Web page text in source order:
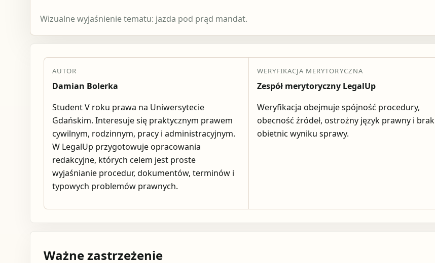
Wizualne wyjaśnienie tematu: jazda pod prąd mandat.
AUTOR
Damian Bolerka
Student V roku prawa na Uniwersytecie
Gdańskim. Interesuje się praktycznym prawem
cywilnym, rodzinnym, pracy i administracyjnym.
W LegalUp przygotowuje opracowania
redakcyjne, których celem jest proste
wyjaśnianie procedur, dokumentów, terminów i
typowych problemów prawnych.
WERYFIKACJA MERYTORYCZNA
Zespół merytoryczny LegalUp
Weryfikacja obejmuje spójność procedury,
obecność źródeł, ostrożny język prawny i brak
obietnic wyniku sprawy.
Ważne zastrzeżenie